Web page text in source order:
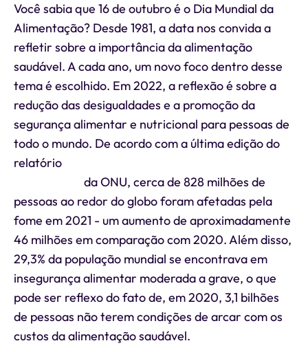
Você sabia que 16 de outubro é o Dia Mundial da
Alimentação? Desde 1981, a data nos convida a
refletir sobre a importância da alimentação
saudável. A cada ano, um novo foco dentro desse
tema é escolhido. Em 2022, a reflexão é sobre a
redução das desigualdades e a promoção da
segurança alimentar e nutricional para pessoas de
todo o mundo. De acordo com a última edição do
relatório
da ONU, cerca de 828 milhões de
pessoas ao redor do globo foram afetadas pela
fome em 2021 - um aumento de aproximadamente
46 milhões em comparação com 2020. Além disso,
29,3% da população mundial se encontrava em
insegurança alimentar moderada a grave, o que
pode ser reflexo do fato de, em 2020, 3,1 bilhões
de pessoas não terem condições de arcar com os
custos da alimentação saudável.